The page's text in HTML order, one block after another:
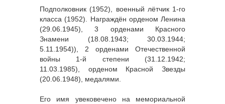
Подполковник (1952), военный лётчик 1-го
класса (1952). Награждён орденом Ленина
(29.06.1945), 3 орденами Красного
Знамени (18.08.1943; 30.03.1944;
5.11.1954)), 2 орденами Отечественной
войны 1-й степени (31.12.1942;
11.03.1985), орденом Красной Звезды
(20.06.1948), медалями.
Его имя увековечено на мемориальной